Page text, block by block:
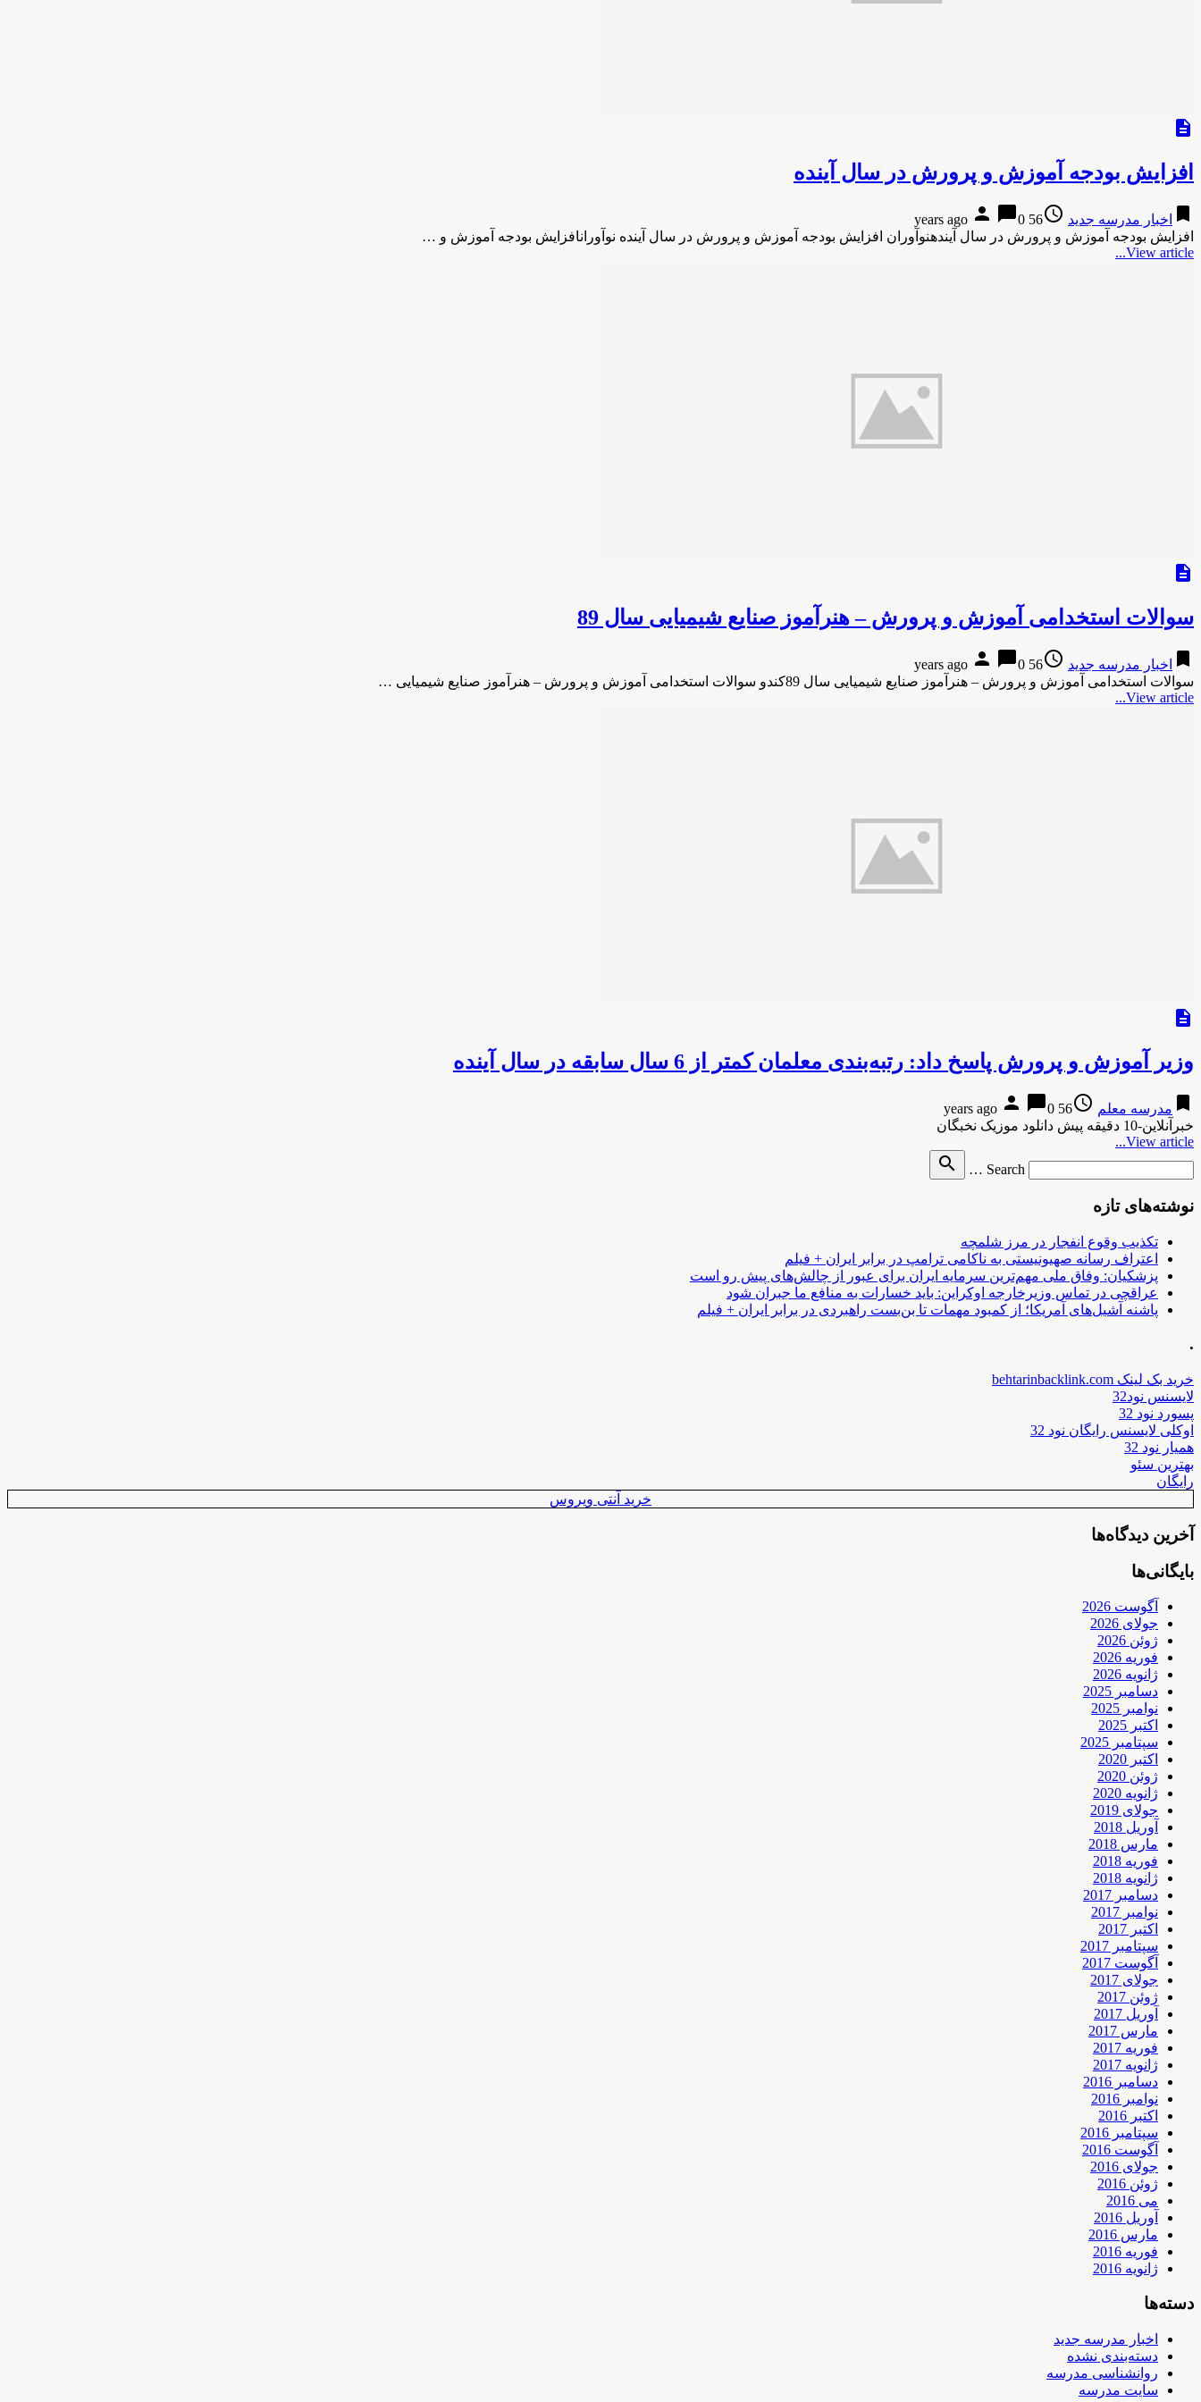
description
افزایش بودجه آموزش و پرورش در سال آینده
bookmark اخبار مدرسه جدید access_time
56 years ago
person chat_bubble0
افزایش بودجه آموزش و پرورش در سال آیندهنوآوران افزایش بودجه آموزش و پرورش در سال آینده نوآورانافزایش بودجه آموزش و …
View article...
description
سوالات استخدامی آموزش و پرورش – هنرآموز صنایع شیمیایی سال 89
bookmark اخبار مدرسه جدید access_time
56 years ago
person chat_bubble0
سوالات استخدامی آموزش و پرورش – هنرآموز صنایع شیمیایی سال 89کندو سوالات استخدامی آموزش و پرورش – هنرآموز صنایع شیمیایی …
View article...
description
وزیر آموزش و پرورش پاسخ داد: رتبه‌بندی معلمان کمتر از 6 سال سابقه در سال آینده
bookmark مدرسه معلم access_time
56 years ago
person chat_bubble0
خبرآنلاین-10 دقیقه پیش دانلود موزیک نخبگان
View article...
Search …
search
نوشته‌های تازه
تکذیب وقوع انفجار در مرز شلمچه
اعتراف رسانه صهیونیستی به ناکامی ترامپ در برابر ایران + فیلم
پزشکیان: وفاق ملی مهم‌ترین سرمایه ایران برای عبور از چالش‌های پیش رو است
عراقچی در تماس وزیرخارجه اوکراین: باید خسارات به منافع ما جبران شود
پاشنه آشیل‌های آمریکا؛ از کمبود مهمات تا بن‌بست راهبردی در برابر ایران + فیلم
.
خرید بک لینک behtarinbacklink.com
لایسنس نود32
پسورد نود 32
اوکلی لایسنس رایگان نود 32
همیار نود 32
بهترین سئو
رایگان
خرید آنتی ویروس
آخرین دیدگاه‌ها
بایگانی‌ها
آگوست 2026
جولای 2026
ژوئن 2026
فوریه 2026
ژانویه 2026
دسامبر 2025
نوامبر 2025
اکتبر 2025
سپتامبر 2025
اکتبر 2020
ژوئن 2020
ژانویه 2020
جولای 2019
آوریل 2018
مارس 2018
فوریه 2018
ژانویه 2018
دسامبر 2017
نوامبر 2017
اکتبر 2017
سپتامبر 2017
آگوست 2017
جولای 2017
ژوئن 2017
آوریل 2017
مارس 2017
فوریه 2017
ژانویه 2017
دسامبر 2016
نوامبر 2016
اکتبر 2016
سپتامبر 2016
آگوست 2016
جولای 2016
ژوئن 2016
می 2016
آوریل 2016
مارس 2016
فوریه 2016
ژانویه 2016
دسته‌ها
اخبار مدرسه جدید
دسته‌بندی نشده
روانشناسی مدرسه
سایت مدرسه